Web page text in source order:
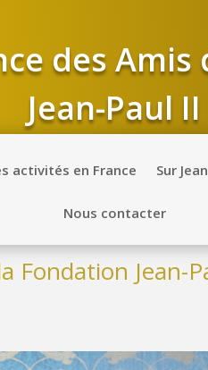
des
Jean-Paul II
activités en France Sur
Nous contacter
Fondation Jean-